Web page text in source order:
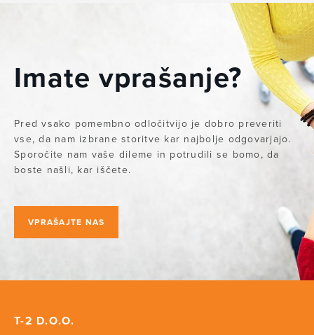
Imate vprašanje?
Pred vsako pomembno odločitvijo je dobro preveriti
vse, da nam izbrane storitve kar najbolje odgovarjajo.
Sporočite nam vaše dileme in potrudili se bomo, da
boste našli, kar iščete.
VPRAŠAJTE NAS
T-2 D.O.O.